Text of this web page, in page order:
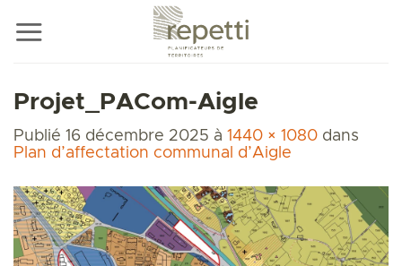
au
contenu
Projet_PACom-Aigle
Publié 16 décembre 2025 à 1440 × 1080 dans
Plan d’affectation communal d’Aigle